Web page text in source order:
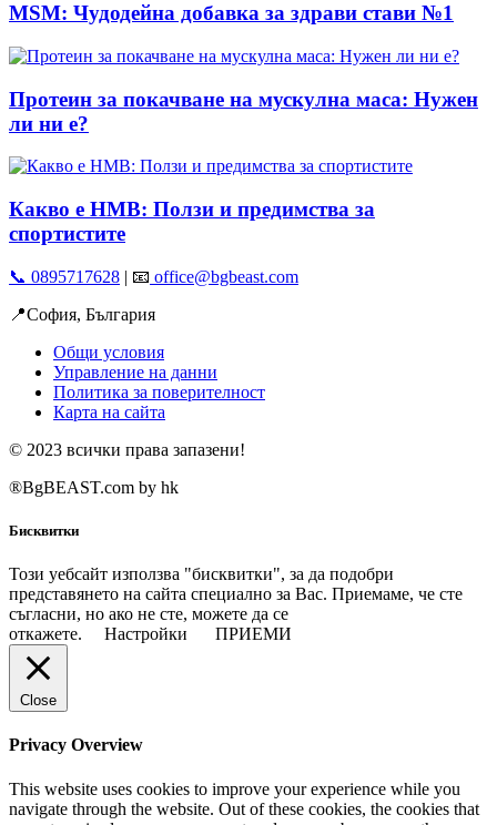
MSM: Чудодейна добавка за здрави стави №1
Протеин за покачване на мускулна маса: Нужен
ли ни е?
Какво е HMB: Ползи и предимства за
спортистите
📞 0895717628 | 📧 office@bgbeast.com
📍София, България
Общи условия
Управление на данни
Политика за поверителност
Карта на сайта
© 2023 всички права запазени!
®BgBEAST.com by hk
Бисквитки
Този уебсайт използва "бисквитки", за да подобри
представянето на сайта специално за Вас. Приемаме, че сте
съгласни, но ако не сте, можете да се
откажете.
Настройки ПРИЕМИ
Close
Privacy Overview
This website uses cookies to improve your experience while you
navigate through the website. Out of these cookies, the cookies that